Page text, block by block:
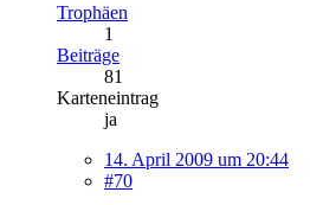
Trophäen
1
Beiträge
81
Karteneintrag
ja
14. April 2009 um 20:44
#70